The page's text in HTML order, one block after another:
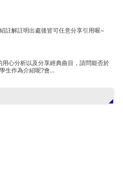
註解註明出處後皆可任意分享引用喔~
用心分析以及分享經典曲目，請問能否於
生作為介紹呢?會...